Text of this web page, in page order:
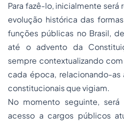
Para fazê-lo, inicialmente será
evolução histórica das
funções públicas no Brasil,
até o advento da
sempre contextualizando
cada época, relacionando-
constitucionais que vigiam.
No momento seguinte,
acesso a cargos públicos